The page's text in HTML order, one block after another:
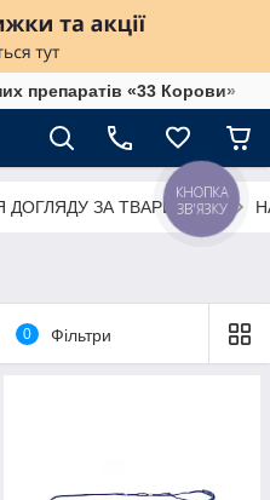
препаратів «33 Корови»
ДОГЛЯДУ ЗА ТВАРИНАМИ
0 Фільтри
КНОПКА
ЗВ'ЯЗКУ